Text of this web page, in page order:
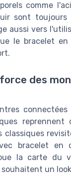
comme
sont toujours
aussi vers
le bracelet en
des
classiques
bracelet en
la carte du
un